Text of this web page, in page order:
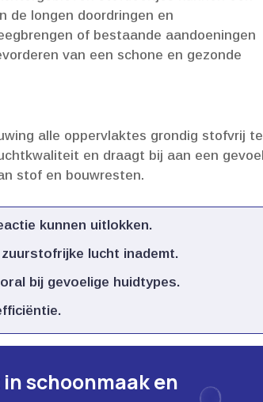
de longen doordringen en
of bestaande aandoeningen
van een schone en gezonde
alle oppervlaktes grondig stofvrij te
en draagt bij aan een gevoel
stof en bouwresten.​
kunnen uitlokken.​
lucht inademt.​
bij gevoelige huidtypes.​
schoonmaak en